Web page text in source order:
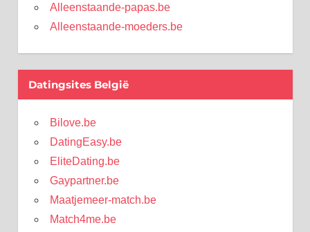
Alleenstaande-papas.be
Alleenstaande-moeders.be
Datingsites België
Bilove.be
DatingEasy.be
EliteDating.be
Gaypartner.be
Maatjemeer-match.be
Match4me.be